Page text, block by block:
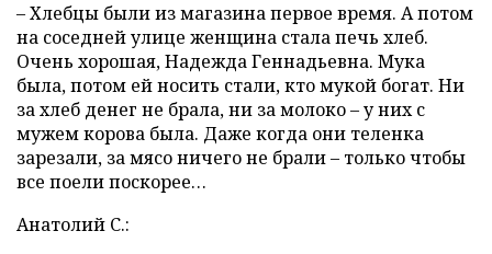
– Хлебцы были из магазина первое время. А потом
на соседней улице женщина стала печь хлеб.
Очень хорошая, Надежда Геннадьевна. Мука
была, потом ей носить стали, кто мукой богат. Ни
за хлеб денег не брала, ни за молоко – у них с
мужем корова была. Даже когда они теленка
зарезали, за мясо ничего не брали – только чтобы
все поели поскорее…
Анатолий С.: